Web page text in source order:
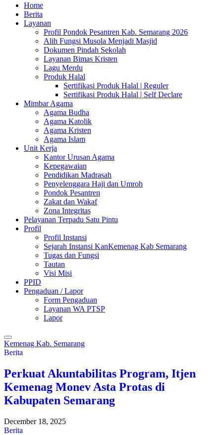
Home
Berita
Layanan
Profil Pondok Pesantren Kab. Semarang 2026
Alih Fungsi Musola Menjadi Masjid
Dokumen Pindah Sekolah
Layanan Bimas Kristen
Lagu Merdu
Produk Halal
Sertifikasi Produk Halal | Reguler
Sertifikasi Produk Halal | Self Declare
Mimbar Agama
Agama Budha
Agama Katolik
Agama Kristen
Agama Islam
Unit Kerja
Kantor Urusan Agama
Kepegawaian
Pendidikan Madrasah
Penyelenggara Haji dan Umroh
Pondok Pesantren
Zakat dan Wakaf
Zona Integritas
Pelayanan Terpadu Satu Pintu
Profil
Profil Instansi
Sejarah Instansi KanKemenag Kab Semarang
Tugas dan Fungsi
Tautan
Visi Misi
PPID
Pengaduan / Lapor
Form Pengaduan
Layanan WA PTSP
Lapor
Kemenag Kab. Semarang
Berita
Perkuat Akuntabilitas Program, Itjen
Kemenag Monev Asta Protas di
Kabupaten Semarang
December 18, 2025
Berita